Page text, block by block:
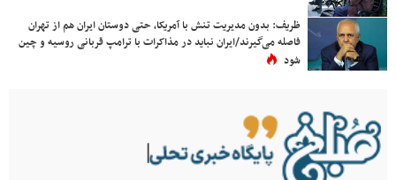
ظریف: بدون مدیریت تنش با آمریکا، حتی دوستان ایران هم از تهران
فاصله می‌گیرند/ایران نباید در مذاکرات با ترامپ قربانی روسیه و چین
شود